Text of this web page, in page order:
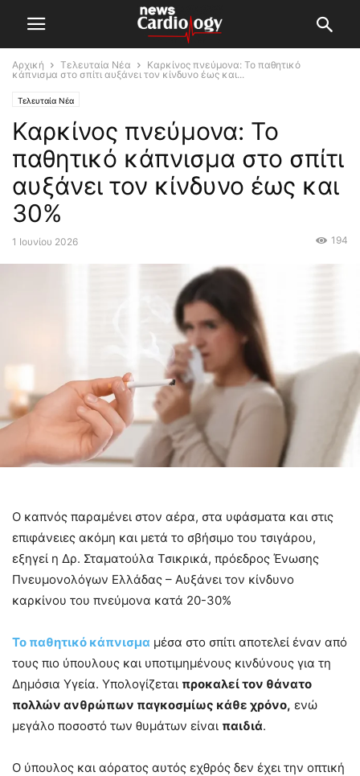
Αρχική Τελευταία Νέα
Καρκίνος πνεύμονα: Το παθητικό
κάπνισμα στο σπίτι αυξάνει τον κίνδυνο έως και...
Τελευταία Νέα
Καρκίνος πνεύμονα: Το
παθητικό κάπνισμα στο σπίτι
αυξάνει τον κίνδυνο έως και
30%
1 Ιουνίου 2026 194
Ο καπνός παραμένει στον αέρα, στα υφάσματα και στις
επιφάνειες ακόμη και μετά το σβήσιμο του τσιγάρου,
εξηγεί η Δρ. Σταματούλα Τσικρικά, πρόεδρος Ένωσης
Πνευμονολόγων Ελλάδας – Αυξάνει τον κίνδυνο
καρκίνου του πνεύμονα κατά 20-30%
Το παθητικό κάπνισμα μέσα στο σπίτι αποτελεί έναν από
τους πιο ύπουλους και υποτιμημένους κινδύνους για τη
Δημόσια Υγεία. Υπολογίζεται προκαλεί τον θάνατο
πολλών ανθρώπων παγκοσμίως κάθε χρόνο, ενώ
μεγάλο ποσοστό των θυμάτων είναι παιδιά.
Ο ύπουλος και αόρατος αυτός εχθρός δεν έχει την οπτική